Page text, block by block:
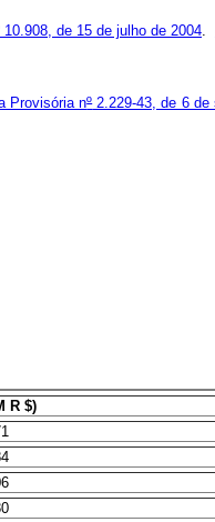
10.908, de 15 de julho de 2004
Provisória nº2.229-43, de 6 de
R $)